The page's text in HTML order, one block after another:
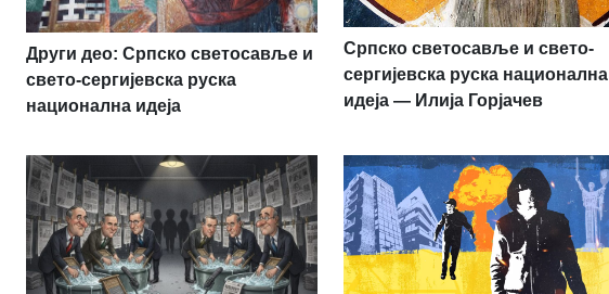
Други део: Српско светосавље и
свето-сергијевска руска
национална идеја
Српско светосавље и свето-
сергијевска руска национална
идеја — Илија Горјачев